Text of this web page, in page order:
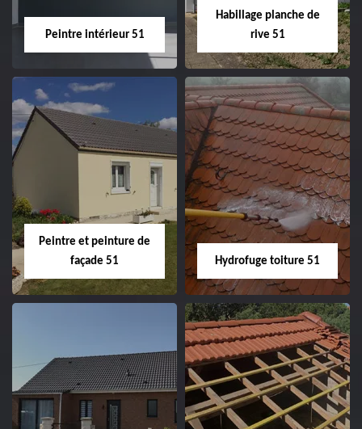
Peintre intérieur 51
Peintre intérieur
Habillage planche de
rive 51
Habillage planche
de rive 51
Peintre et peinture de
façade 51
Peintre et peinture
de façade 51
Hydrofuge toiture 51
Hydrofuge toiture
51